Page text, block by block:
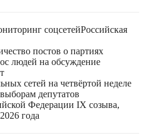
соцсетейРоссийская
постов о партиях
людей на обсуждение
сетей на четвёртой неделе
депутатов
Федерации IX созыва,
года